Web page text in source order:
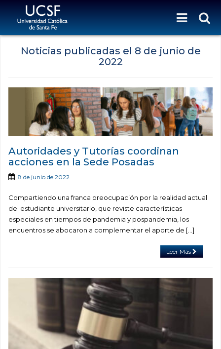
Noticias publicadas el 8 de junio de
2022
Autoridades y Tutorías coordinan
acciones en la Sede Posadas
8 de junio de 2022
Compartiendo una franca preocupación por la realidad actual
del estudiante universitario, que reviste características
especiales en tiempos de pandemia y pospandemia, los
encuentros se abocaron a complementar el aporte de […]
Leer Más